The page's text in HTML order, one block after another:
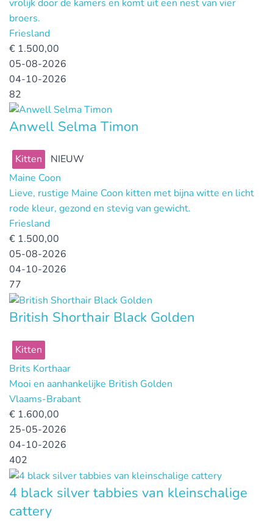
vrolijk door de kamers en komt uit een nest van vier
broers.
Friesland
€ 1.500,00
05-08-2026
04-10-2026
82
Anwell Selma Timon
Kitten
NIEUW
Maine Coon
Lieve, rustige Maine Coon kitten met bijna witte en licht
rode kleur, gezond en stevig van gewicht.
Friesland
€ 1.500,00
05-08-2026
04-10-2026
77
British Shorthair Black Golden
Kitten
Brits Korthaar
Mooi en aanhankelijke British Golden
Vlaams-Brabant
€ 1.600,00
25-05-2026
04-10-2026
402
4 black silver tabbies van kleinschalige
cattery